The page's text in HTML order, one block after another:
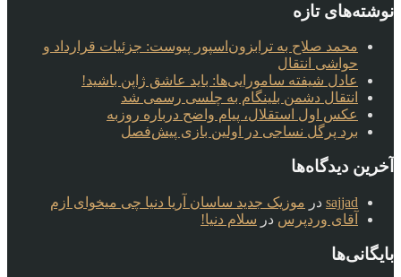
نوشته‌های تازه
محمد صلاح به ترابزون‌اسپور پیوست: جزئیات قرارداد و
حواشی انتقال
عادل شیفته سامورایی‌ها: باید عاشق ژاپن باشید!
انتقال دشمن بلینگام به چلسی رسمی شد
عکس اول استقلال، پیام واضح درباره روزبه
برد پرگل نساجی در اولین بازی پیش‌فصل
آخرین دیدگاه‌ها
sajjad در موزیک جدید ساسان آریا دنیا چی میخوای ازم
آقای وردپرس در سلام دنیا!
بایگانی‌ها